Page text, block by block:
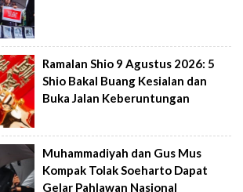
Ramalan Shio 9 Agustus 2026: 5
Shio Bakal Buang Kesialan dan
Buka Jalan Keberuntungan
Muhammadiyah dan Gus Mus
Kompak Tolak Soeharto Dapat
Gelar Pahlawan Nasional